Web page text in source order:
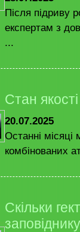
Після підриву
експертам з
...
Стан
20.07.2025
Останні місяці
комбінованих
Скільки